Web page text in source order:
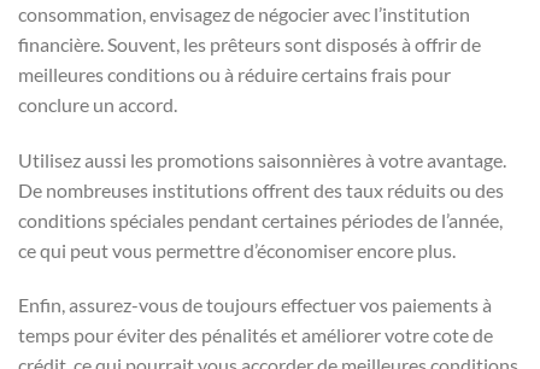
consommation, envisagez de négocier avec l’institution
financière. Souvent, les prêteurs sont disposés à offrir de
meilleures conditions ou à réduire certains frais pour
conclure un accord.
Utilisez aussi les promotions saisonnières à votre avantage.
De nombreuses institutions offrent des taux réduits ou des
conditions spéciales pendant certaines périodes de l’année,
ce qui peut vous permettre d’économiser encore plus.
Enfin, assurez-vous de toujours effectuer vos paiements à
temps pour éviter des pénalités et améliorer votre cote de